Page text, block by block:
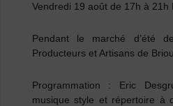
Vendredi 19 août de 17h à 21h
Pendant le marché d’été de
Producteurs et Artisans de
Programmation : Eric
musique style et répertoire à